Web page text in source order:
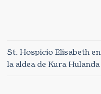
St. Hospicio Elisabeth en
la aldea de Kura Hulanda